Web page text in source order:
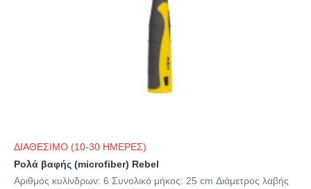
ΔΙΑΘΕΣΙΜΟ (10-30 ΗΜΕΡΕΣ)
Ρολά βαφής (microfiber) Rebel
Αριθμός κυλίνδρων: 6 Συνολικό μήκος: 25 cm Διάμετρος λαβής